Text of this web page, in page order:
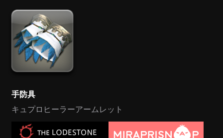
手防具
キュプロヒーラーアームレット